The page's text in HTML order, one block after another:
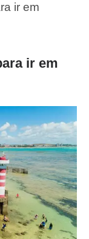
ir em
ir em